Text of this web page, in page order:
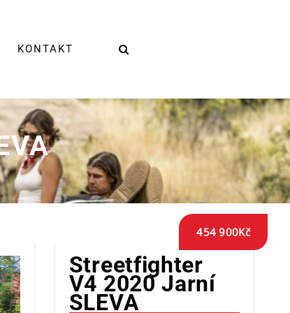
KONTAKT
Streetfighter
V4 2020 Jarní
SLEVA
454 900Kč